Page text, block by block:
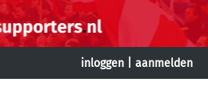
inloggen aanmelden